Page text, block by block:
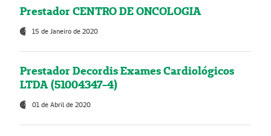
Prestador CENTRO DE ONCOLOGIA
15 de Janeiro de 2020
Prestador Decordis Exames Cardiológicos
LTDA (51004347-4)
01 de Abril de 2020